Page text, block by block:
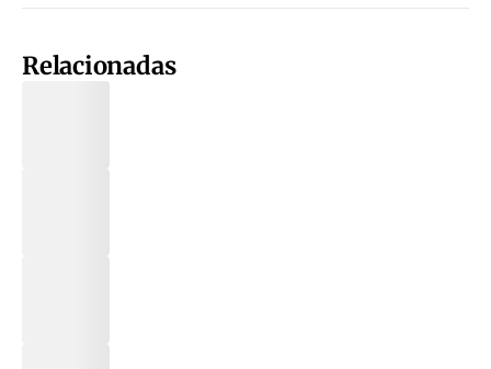
Relacionadas